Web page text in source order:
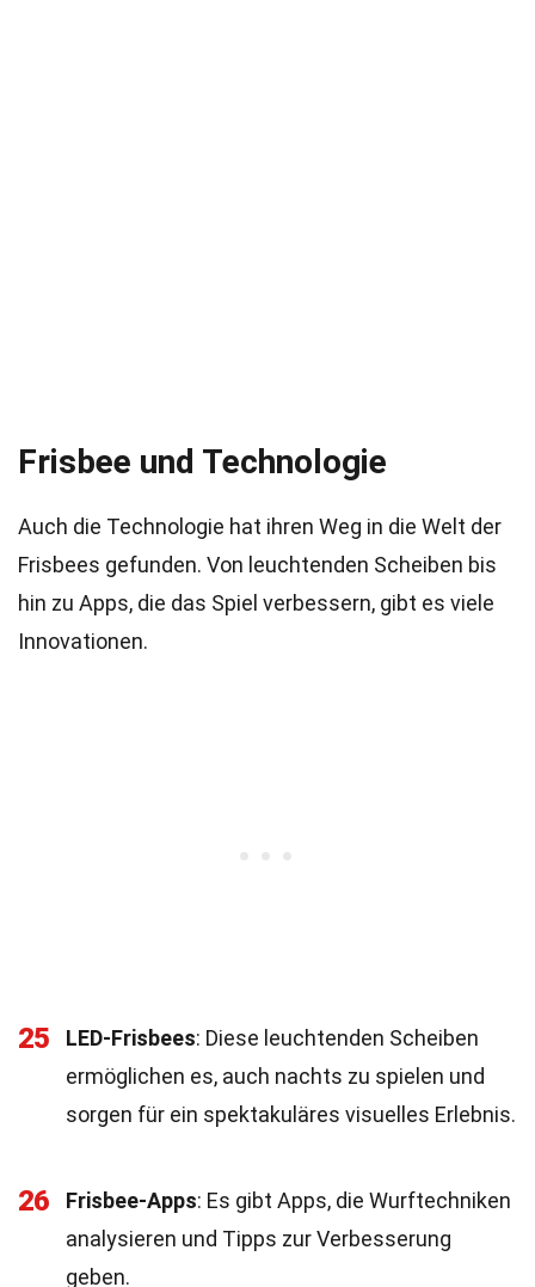
Frisbee und Technologie
Auch die Technologie hat ihren Weg in die Welt der
Frisbees gefunden. Von leuchtenden Scheiben bis
hin zu Apps, die das Spiel verbessern, gibt es viele
Innovationen.
25 LED-Frisbees: Diese leuchtenden Scheiben
ermöglichen es, auch nachts zu spielen und
sorgen für ein spektakuläres visuelles Erlebnis.
26 Frisbee-Apps: Es gibt Apps, die Wurftechniken
analysieren und Tipps zur Verbesserung
geben.